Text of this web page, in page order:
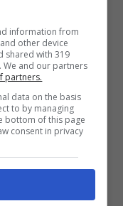
ripetizioni di
information from
other device
shared with 319
We and our partners
partners.
data on the basis
to by managing
bottom of this page
consent in privacy